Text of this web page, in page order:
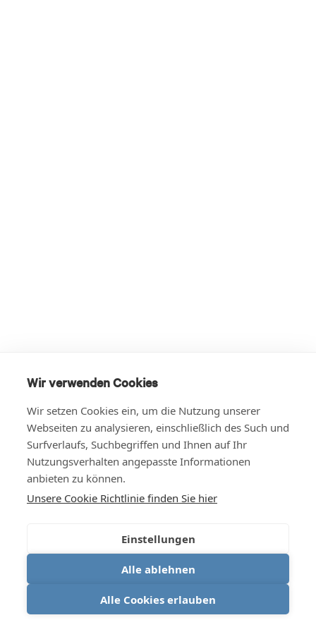
Wir verwenden Cookies
Wir setzen Cookies ein, um die Nutzung unserer
Webseiten zu analysieren, einschließlich des Such und
Surfverlaufs, Suchbegriffen und Ihnen auf Ihr
Nutzungsverhalten angepasste Informationen
anbieten zu können.
Unsere Cookie Richtlinie finden Sie hier
Einstellungen
Alle ablehnen
Alle Cookies erlauben